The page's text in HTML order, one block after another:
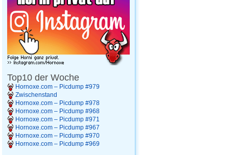
Top10 der Woche
Hornoxe.com – Picdump #979
Zwischenstand
Hornoxe.com – Picdump #978
Hornoxe.com – Picdump #968
Hornoxe.com – Picdump #971
Hornoxe.com – Picdump #967
Hornoxe.com – Picdump #970
Hornoxe.com – Picdump #969